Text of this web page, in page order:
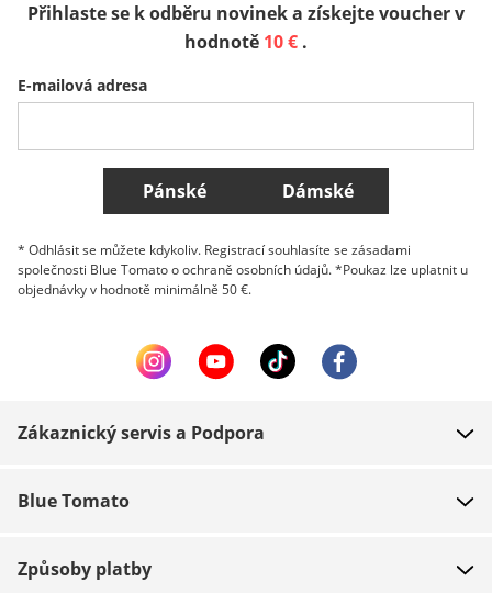
Slovenija
Belgique (Français) Danmark Norge
Všechny země
Přihlaste se k odběru novinek a získejte voucher v
hodnotě 10 € .
E-mailová adresa
Pánské Dámské
* Odhlásit se můžete kdykoliv. Registrací souhlasíte se zásadami
společnosti Blue Tomato o ochraně osobních údajů. *Poukaz lze uplatnit u
objednávky v hodnotě minimálně 50 €.
Zákaznický servis a Podpora
Platba
Blue Tomato
Způsoby platby